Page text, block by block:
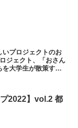
大学生が散策する
プ2022】vol.2 都